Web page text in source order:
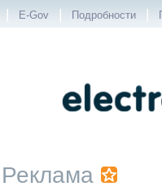
| E-Gov | Подробности |
Реклама